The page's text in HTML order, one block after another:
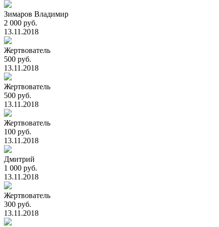
Зимаров Владимир
2 000 руб.
13.11.2018
Жертвователь
500 руб.
13.11.2018
Жертвователь
500 руб.
13.11.2018
Жертвователь
100 руб.
13.11.2018
Дмитрий
1 000 руб.
13.11.2018
Жертвователь
300 руб.
13.11.2018